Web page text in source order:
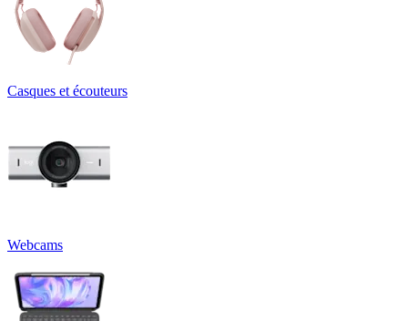
Casques et écouteurs
Webcams